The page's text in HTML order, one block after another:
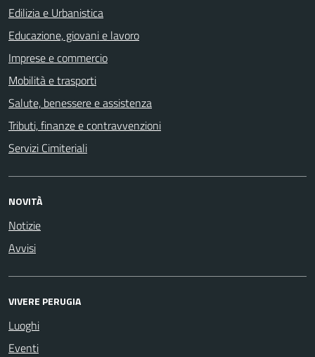
Edilizia e Urbanistica
Educazione, giovani e lavoro
Imprese e commercio
Mobilità e trasporti
Salute, benessere e assistenza
Tributi, finanze e contravvenzioni
Servizi Cimiteriali
NOVITÀ
Notizie
Avvisi
VIVERE PERUGIA
Luoghi
Eventi